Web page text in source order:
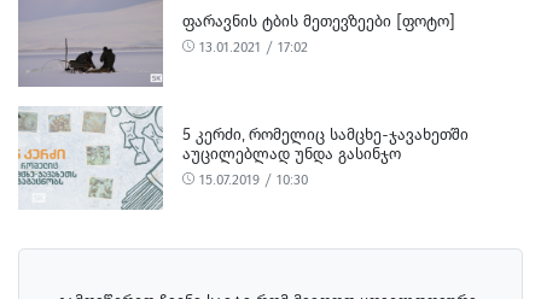
ᲤᲐᲠᲐᲕᲜᲘᲡ ᲢᲑᲘᲡ ᲛᲔᲗᲔᲕᲖᲔᲔᲑᲘ [ᲤᲝᲢᲝ]
13.01.2021 / 17:02
5 ᲙᲔᲠᲫᲘ, ᲠᲝᲛᲔᲚᲘᲪ ᲡᲐᲛᲪᲮᲔ-ᲯᲐᲕᲐᲮᲔᲗᲨᲘ
ᲐᲣᲪᲘᲚᲔᲑᲚᲐᲓ ᲣᲜᲓᲐ ᲒᲐᲡᲘᲜᲯᲝ
15.07.2019 / 10:30